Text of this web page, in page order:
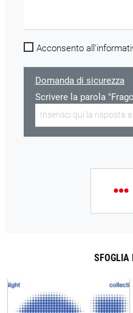
SFOGLIA
Acconsento
Domanda di sicurezza
Scrivere la parola